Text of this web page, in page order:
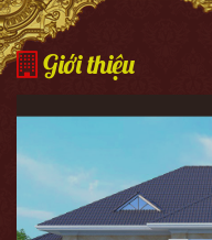
Giới thiệu